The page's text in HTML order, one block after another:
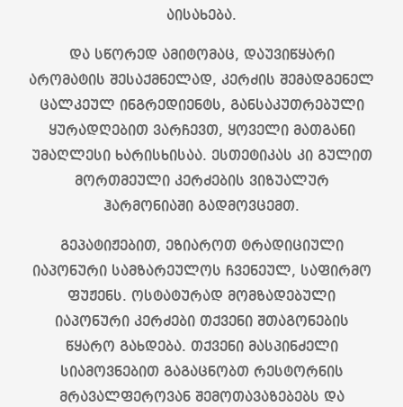
აისახება.
და სწორედ ამიტომაც, დაუვიწყარი
არომატის შესაქმნელად, კერძის შემადგენელ
ცალკეულ ინგრედიენტს, განსაკუთრებული
ყურადღებით ვარჩევთ, ყოველი მათგანი
უმაღლესი ხარისხისაა. ესთეტიკას კი გულით
მორთმეული კერძების ვიზუალურ
ჰარმონიაში გადმოვცემთ.
გეპატიჟებით, ეზიაროთ ტრადიციული
იაპონური სამზარეულოს ჩვენეულ, საფირმო
ფუჟენს. ოსტატურად მომზადებული
იაპონური კერძები თქვენი შთაგონების
წყარო გახდება. თქვენი მასპინძელი
სიამოვნებით გაგაცნობთ რესტორნის
მრავალფეროვან შემოთავაზებებს და